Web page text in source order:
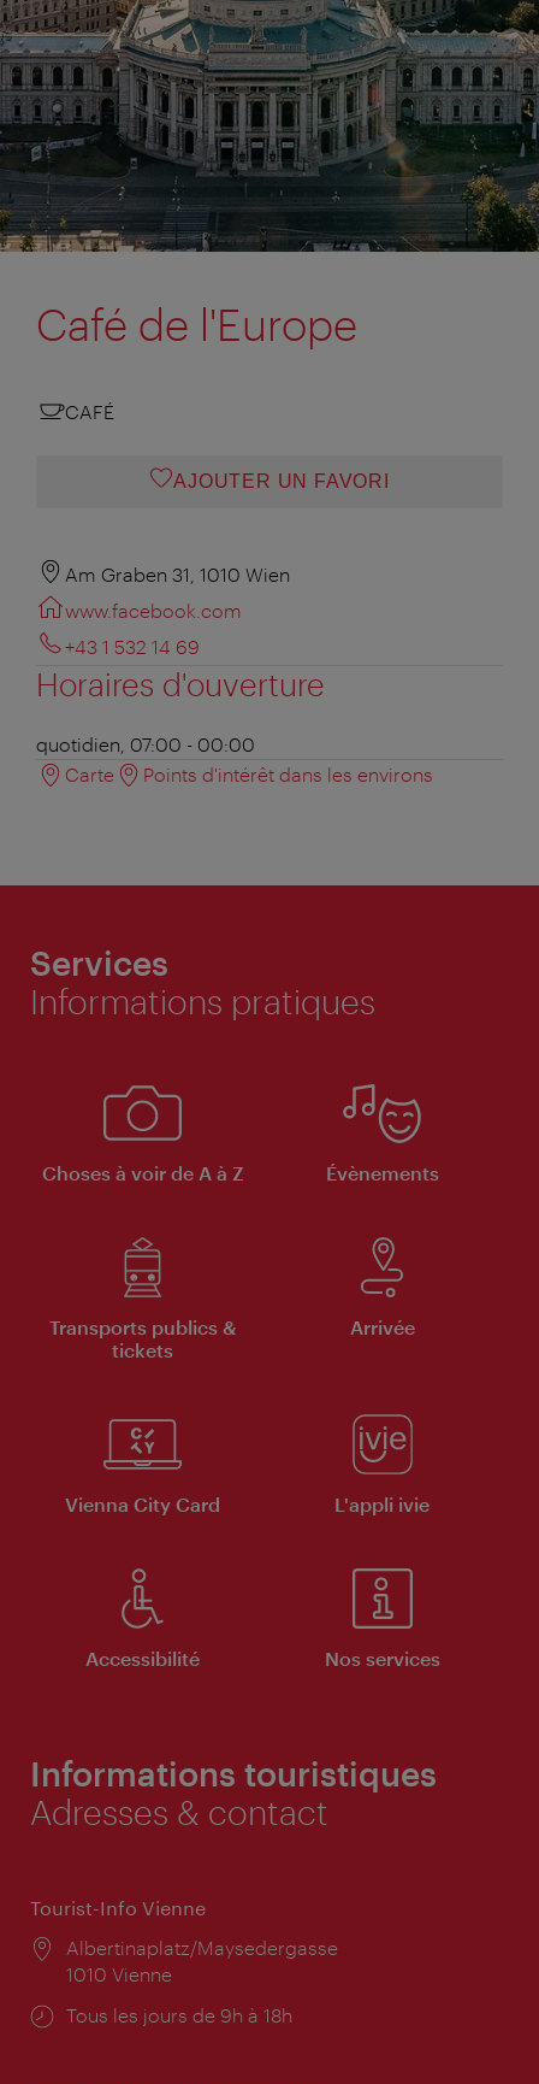
Café de l'Europe
CAFÉ
AJOUTER UN FAVORI
Am Graben 31, 1010 Wien
www.facebook.com
+43 1 532 14 69
Horaires d'ouverture
quotidien, 07:00 - 00:00
Carte
Points d'intérêt dans les environs
Services
Informations pratiques
Choses à voir de A à Z Évènements
Transports publics &
tickets
Arrivée
Vienna City Card L'appli ivie
Accessibilité Nos services
Informations touristiques
Adresses & contact
Tourist-Info Vienne
Lieu:
Albertinaplatz/Maysedergasse
1010 Vienne
Horaires
Tous les jours de 9h à 18h